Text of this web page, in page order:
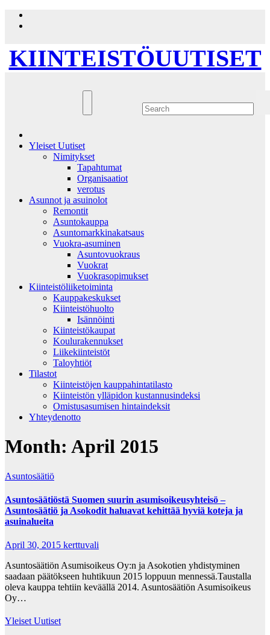
Skip
KIINTEISTÖUUTISET
Yleiset Uutiset
Nimitykset
Tapahtumat
Organisaatiot
verotus
Asunnot ja asuinolot
Remontit
Asuntokauppa
Asuntomarkkinakatsaus
Vuokra-asuminen
Asuntovuokraus
Vuokrat
Vuokrasopimukset
Kiinteistöliiketoiminta
Kauppakeskukset
Kiinteistöhuolto
Isännöinti
Kiinteistökaupat
Koulurakennukset
Liikekiinteistöt
Taloyhtiöt
Tilastot
Kiinteistöjen kauppahintatilasto
Kiinteistön ylläpidon kustannusindeksi
Omistusasumisen hintaindeksit
Yhteydenotto
Month: April 2015
Asuntosäätiö
Asuntosäätiöstä Suomen suurin asumisoikeusyhteisö –
Asuntosäätiö ja Asokodit haluavat kehittää hyviä koteja ja
asuinalueita
April 30, 2015 kerttuvali
Asuntosäätiön Asumisoikeus Oy:n ja Asokotien yhdistyminen
saadaan päätökseen huhtikuun 2015 loppuun mennessä.Taustalla
oleva kauppa tehtiin keväällä 2014. Asuntosäätiön Asumisoikeus
Oy…
Yleiset Uutiset